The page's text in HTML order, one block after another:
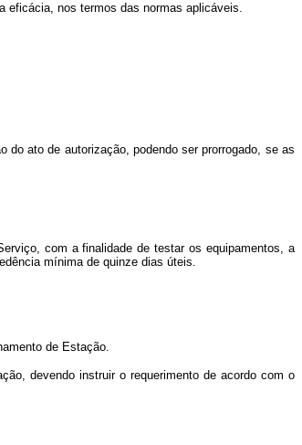
nos termos das normas aplicáveis.
ato de autorização, podendo ser prorrogado, se as
com a finalidade de testar os equipamentos, a
mínima de quinze dias úteis.
de Estação.
devendo instruir o requerimento de acordo com o